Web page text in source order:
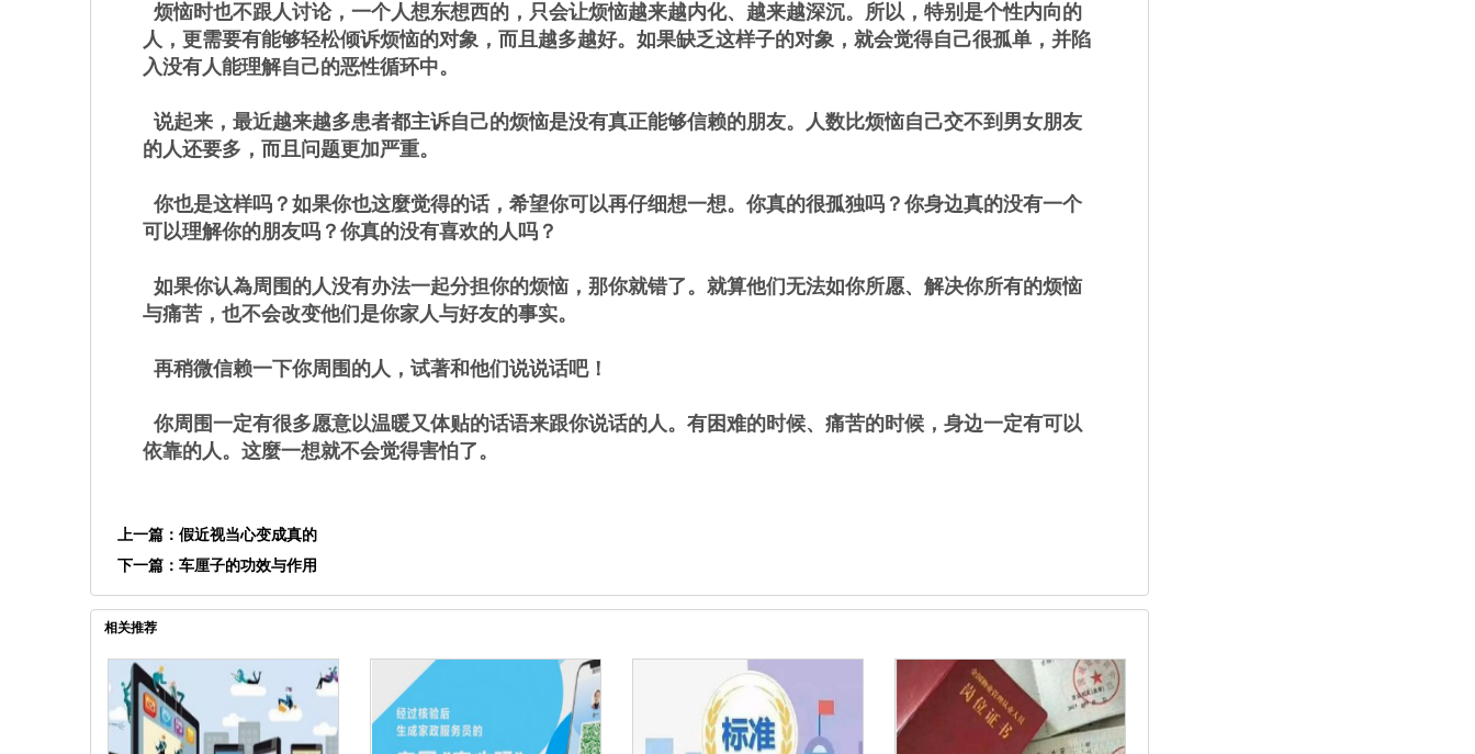
烦恼时也不跟人讨论，一个人想东想西的，只会让烦恼越来越内化、越来越深沉。所以，特别是个性内向的
人，更需要有能够轻松倾诉烦恼的对象，而且越多越好。如果缺乏这样子的对象，就会觉得自己很孤单，并陷
入没有人能理解自己的恶性循环中。
说起来，最近越来越多患者都主诉自己的烦恼是没有真正能够信赖的朋友。人数比烦恼自己交不到男女朋友
的人还要多，而且问题更加严重。
你也是这样吗？如果你也这麼觉得的话，希望你可以再仔细想一想。你真的很孤独吗？你身边真的没有一个
可以理解你的朋友吗？你真的没有喜欢的人吗？
如果你认為周围的人没有办法一起分担你的烦恼，那你就错了。就算他们无法如你所愿、解决你所有的烦恼
与痛苦，也不会改变他们是你家人与好友的事实。
再稍微信赖一下你周围的人，试著和他们说说话吧！
你周围一定有很多愿意以温暖又体贴的话语来跟你说话的人。有困难的时候、痛苦的时候，身边一定有可以
依靠的人。这麼一想就不会觉得害怕了。
上一篇： 假近视当心变成真的
下一篇： 车厘子的功效与作用
相关推荐